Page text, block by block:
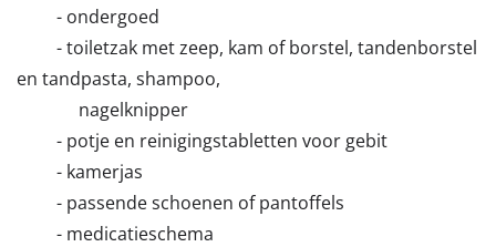
- ondergoed
- toiletzak met zeep, kam of borstel, tandenborstel
en tandpasta, shampoo,
nagelknipper
- potje en reinigingstabletten voor gebit
- kamerjas
- passende schoenen of pantoffels
- medicatieschema